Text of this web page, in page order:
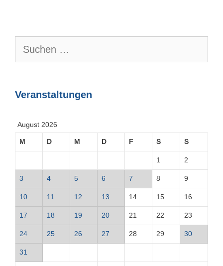
nach:
Veranstaltungen
August 2026
M D M D F S S
1 2
3 4 5 6 7 8 9
10 11 12 13 14 15 16
17 18 19 20 21 22 23
24 25 26 27 28 29 30
31